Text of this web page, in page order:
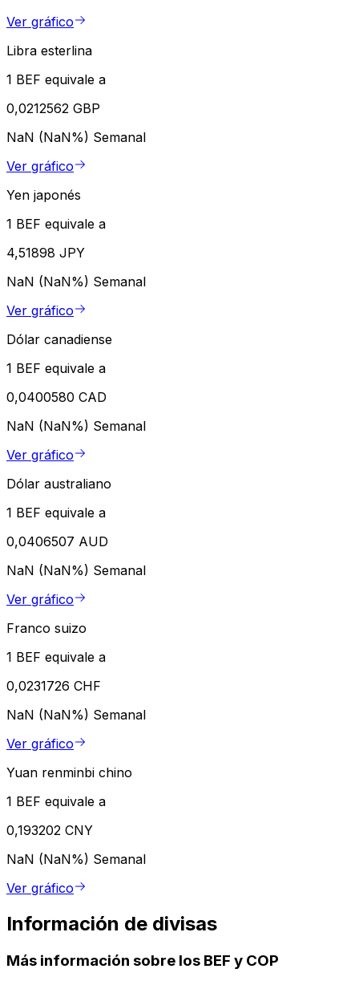
Ver gráfico
Libra esterlina
1 BEF equivale a
0,0212562 GBP
NaN (NaN%) Semanal
Ver gráfico
Yen japonés
1 BEF equivale a
4,51898 JPY
NaN (NaN%) Semanal
Ver gráfico
Dólar canadiense
1 BEF equivale a
0,0400580 CAD
NaN (NaN%) Semanal
Ver gráfico
Dólar australiano
1 BEF equivale a
0,0406507 AUD
NaN (NaN%) Semanal
Ver gráfico
Franco suizo
1 BEF equivale a
0,0231726 CHF
NaN (NaN%) Semanal
Ver gráfico
Yuan renminbi chino
1 BEF equivale a
0,193202 CNY
NaN (NaN%) Semanal
Ver gráfico
Información de divisas
Más información sobre los BEF y COP